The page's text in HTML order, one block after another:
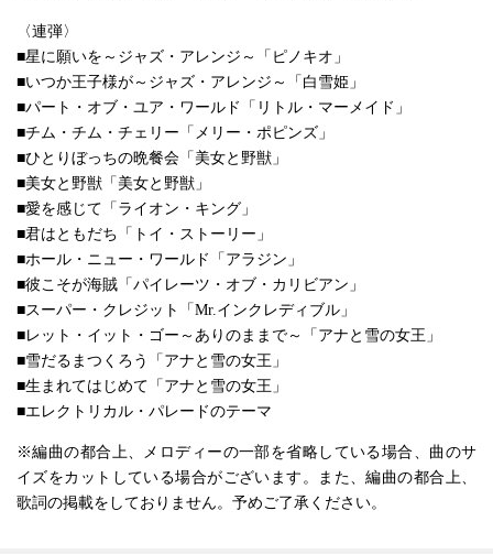
〈連弾〉
■星に願いを～ジャズ・アレンジ～「ピノキオ」
■いつか王子様が～ジャズ・アレンジ～「白雪姫」
■パート・オブ・ユア・ワールド「リトル・マーメイド」
■チム・チム・チェリー「メリー・ポピンズ」
■ひとりぼっちの晩餐会「美女と野獣」
■美女と野獣「美女と野獣」
■愛を感じて「ライオン・キング」
■君はともだち「トイ・ストーリー」
■ホール・ニュー・ワールド「アラジン」
■彼こそが海賊「パイレーツ・オブ・カリビアン」
■スーパー・クレジット「Mr.インクレディブル」
■レット・イット・ゴー～ありのままで～「アナと雪の女王」
■雪だるまつくろう「アナと雪の女王」
■生まれてはじめて「アナと雪の女王」
■エレクトリカル・パレードのテーマ
※編曲の都合上、メロディーの一部を省略している場合、曲のサ
イズをカットしている場合がございます。また、編曲の都合上、
歌詞の掲載をしておりません。予めご了承ください。